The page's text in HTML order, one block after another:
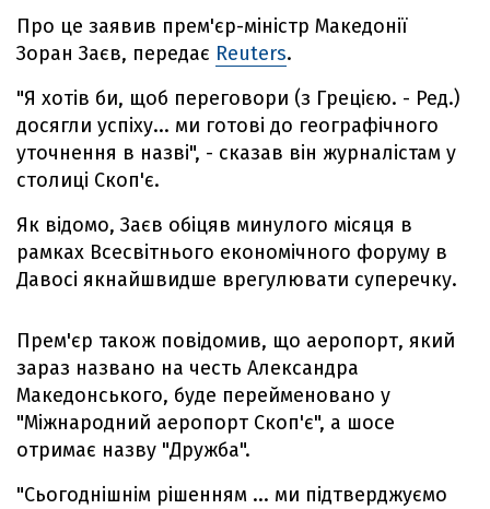
Про це заявив прем'єр-міністр Македонії
Зоран Заєв, передає Reuters.
"Я хотів би, щоб переговори (з Грецією. - Ред.)
досягли успіху... ми готові до географічного
уточнення в назві", - сказав він журналістам у
столиці Скоп'є.
Як відомо, Заєв обіцяв минулого місяця в
рамках Всесвітнього економічного форуму в
Давосі якнайшвидше врегулювати суперечку.
Прем'єр також повідомив, що аеропорт, який
зараз названо на честь Александра
Македонського, буде перейменовано у
"Міжнародний аеропорт Скоп'є", а шосе
отримає назву "Дружба".
"Сьогоднішнім рішенням ... ми підтверджуємо